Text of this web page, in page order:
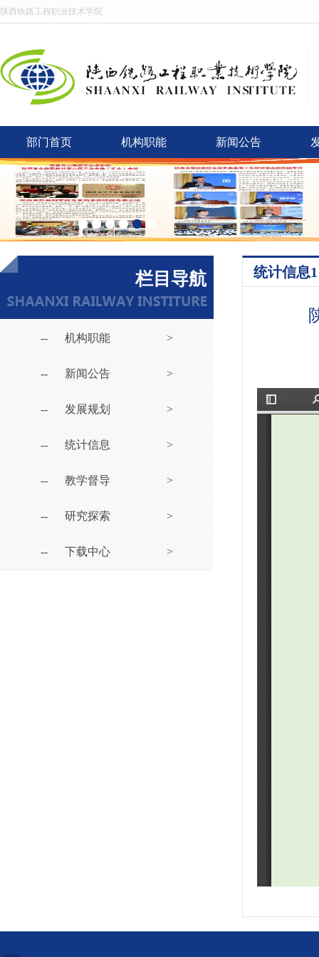
陕西铁路工程职业技术学院
部门首页 机构职能 新闻公告
栏目导航
-- 机构职能 >
-- 新闻公告 >
-- 发展规划 >
-- 统计信息 >
-- 教学督导 >
-- 研究探索 >
-- 下载中心 >
统计信息1